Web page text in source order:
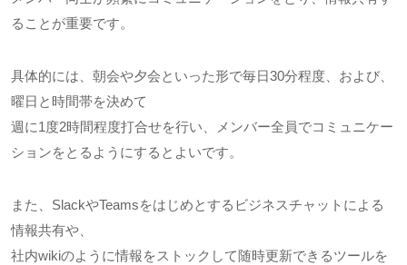
ることが重要です。
具体的には、朝会や夕会といった形で毎日30分程度、および、
曜日と時間帯を決めて
週に1度2時間程度打合せを行い、メンバー全員でコミュニケー
ションをとるようにするとよいです。
また、SlackやTeamsをはじめとするビジネスチャットによる
情報共有や、
社内wikiのように情報をストックして随時更新できるツールを